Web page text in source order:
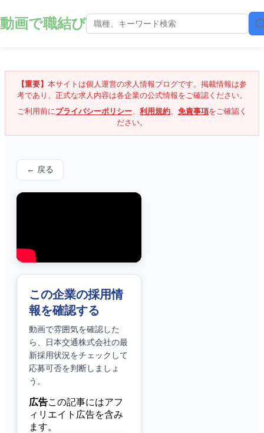
動画で職結び
【重要】 本サイトは個人運営の求人情報ブログです。掲載情報は参
考であり、正式な求人内容は各企業の公式情報をご確認ください。
ご利用前にプライバシーポリシー、 利用規約、 免責事項をご確認く
ださい。
← 戻る
この企業の採用情
報を確認する
動画で雰囲気を確認した
ら、
日本交通株式会社の最
新採用状況をチェックして
応募可否を判断しましょ
う。
広告この記事にはアフ
ィリエイト広告を含み
ます。